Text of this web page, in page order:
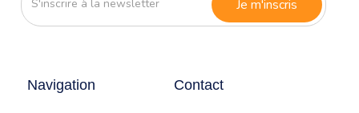
Navigation
à
Contact